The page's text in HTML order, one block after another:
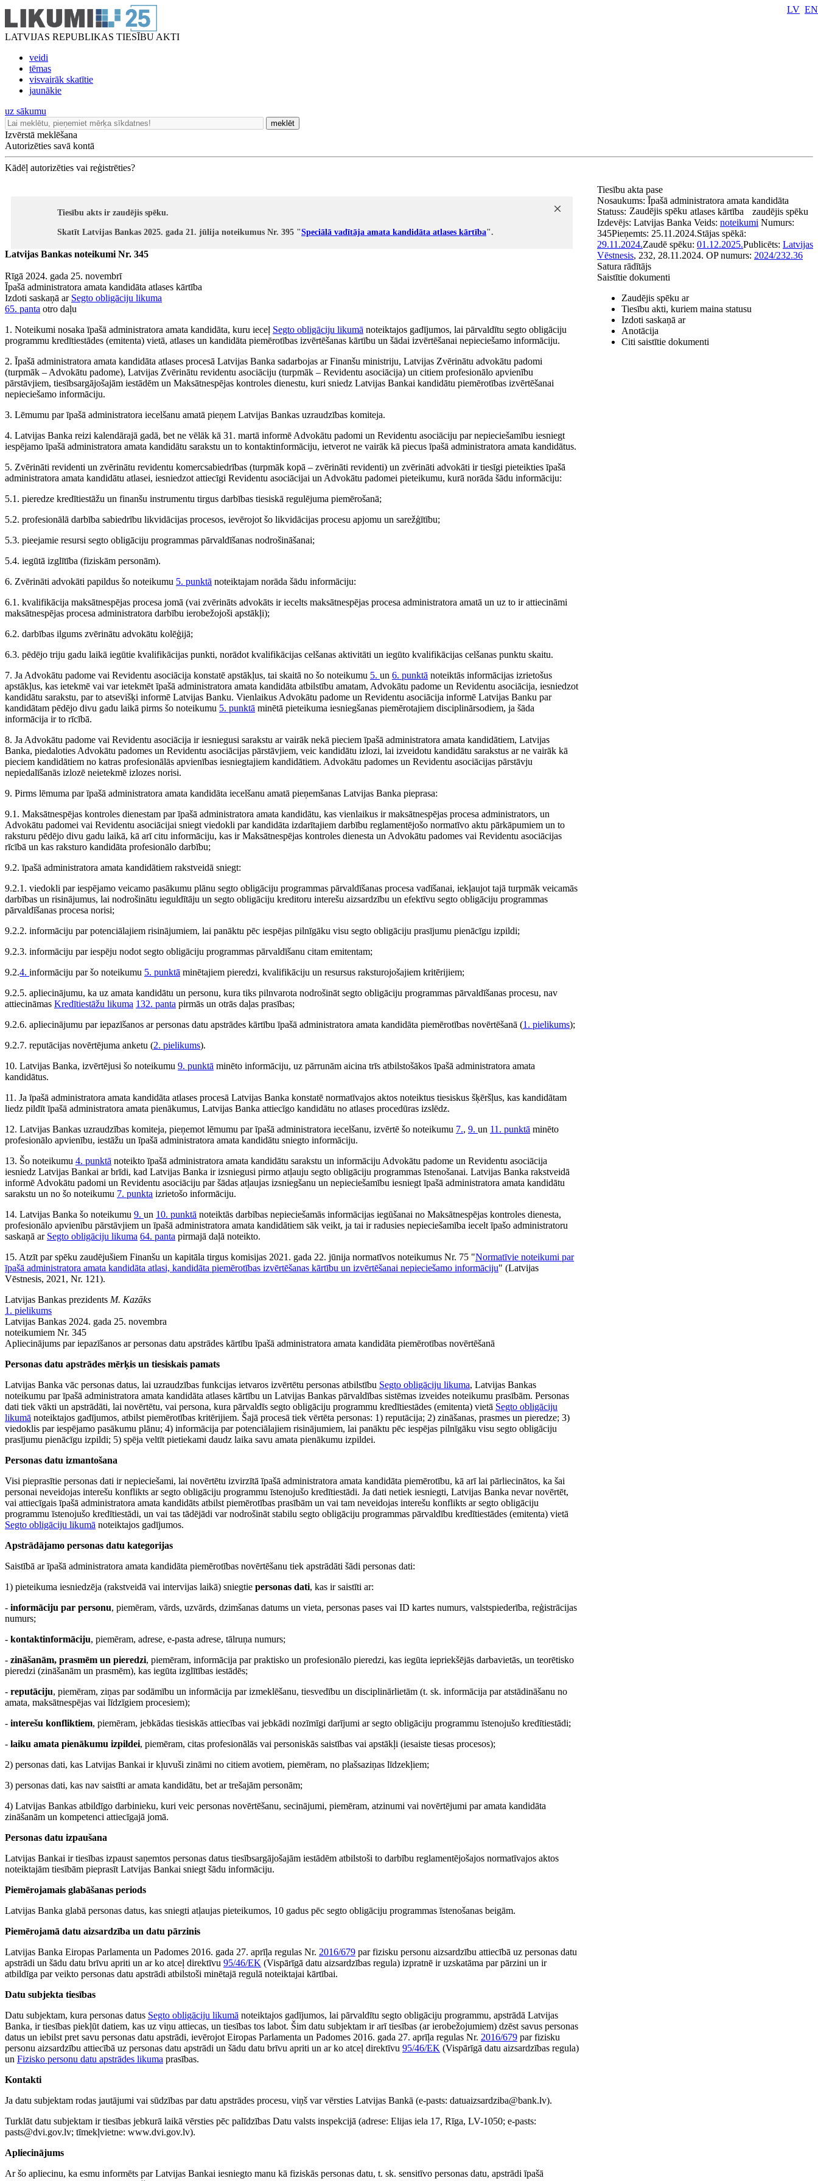
LATVIJAS REPUBLIKAS TIESĪBU AKTI
veidi
tēmas
visvairāk skatītie
jaunākie
LV EN
uz sākumu
meklēt
Izvērstā meklēšana
Autorizēties savā kontā
Kādēļ autorizēties vai reģistrēties?
Tiesību akts ir zaudējis spēku.
Skatīt Latvijas Bankas 2025. gada 21. jūlija noteikumus Nr. 395 "Speciālā vadītāja amata kandidāta atlases kārtība".
Latvijas Bankas noteikumi Nr. 345
Rīgā 2024. gada 25. novembrī
Īpašā administratora amata kandidāta atlases kārtība
Izdoti saskaņā ar Segto obligāciju likuma
65. panta otro daļu
1. Noteikumi nosaka īpašā administratora amata kandidāta, kuru ieceļ Segto obligāciju likumā noteiktajos gadījumos, lai pārvaldītu segto obligāciju
programmu kredītiestādes (emitenta) vietā, atlases un kandidāta piemērotības izvērtēšanas kārtību un šādai izvērtēšanai nepieciešamo informāciju.
2. Īpašā administratora amata kandidāta atlases procesā Latvijas Banka sadarbojas ar Finanšu ministriju, Latvijas Zvērinātu advokātu padomi
(turpmāk – Advokātu padome), Latvijas Zvērinātu revidentu asociāciju (turpmāk – Revidentu asociācija) un citiem profesionālo apvienību
pārstāvjiem, tiesībsargājošajām iestādēm un Maksātnespējas kontroles dienestu, kuri sniedz Latvijas Bankai kandidātu piemērotības izvērtēšanai
nepieciešamo informāciju.
3. Lēmumu par īpašā administratora iecelšanu amatā pieņem Latvijas Bankas uzraudzības komiteja.
4. Latvijas Banka reizi kalendārajā gadā, bet ne vēlāk kā 31. martā informē Advokātu padomi un Revidentu asociāciju par nepieciešamību iesniegt
iespējamo īpašā administratora amata kandidātu sarakstu un to kontaktinformāciju, ietverot ne vairāk kā piecus īpašā administratora amata kandidātus.
5. Zvērināti revidenti un zvērinātu revidentu komercsabiedrības (turpmāk kopā – zvērināti revidenti) un zvērināti advokāti ir tiesīgi pieteikties īpašā
administratora amata kandidātu atlasei, iesniedzot attiecīgi Revidentu asociācijai un Advokātu padomei pieteikumu, kurā norāda šādu informāciju:
5.1. pieredze kredītiestāžu un finanšu instrumentu tirgus darbības tiesiskā regulējuma piemērošanā;
5.2. profesionālā darbība sabiedrību likvidācijas procesos, ievērojot šo likvidācijas procesu apjomu un sarežģītību;
5.3. pieejamie resursi segto obligāciju programmas pārvaldīšanas nodrošināšanai;
5.4. iegūtā izglītība (fiziskām personām).
6. Zvērināti advokāti papildus šo noteikumu 5. punktā noteiktajam norāda šādu informāciju:
6.1. kvalifikācija maksātnespējas procesa jomā (vai zvērināts advokāts ir iecelts maksātnespējas procesa administratora amatā un uz to ir attiecināmi
maksātnespējas procesa administratora darbību ierobežojoši apstākļi);
6.2. darbības ilgums zvērinātu advokātu kolēģijā;
6.3. pēdējo triju gadu laikā iegūtie kvalifikācijas punkti, norādot kvalifikācijas celšanas aktivitāti un iegūto kvalifikācijas celšanas punktu skaitu.
7. Ja Advokātu padome vai Revidentu asociācija konstatē apstākļus, tai skaitā no šo noteikumu 5. un 6. punktā noteiktās informācijas izrietošus
apstākļus, kas ietekmē vai var ietekmēt īpašā administratora amata kandidāta atbilstību amatam, Advokātu padome un Revidentu asociācija, iesniedzot
kandidātu sarakstu, par to atsevišķi informē Latvijas Banku. Vienlaikus Advokātu padome un Revidentu asociācija informē Latvijas Banku par
kandidātam pēdējo divu gadu laikā pirms šo noteikumu 5. punktā minētā pieteikuma iesniegšanas piemērotajiem disciplinārsodiem, ja šāda
informācija ir to rīcībā.
8. Ja Advokātu padome vai Revidentu asociācija ir iesniegusi sarakstu ar vairāk nekā pieciem īpašā administratora amata kandidātiem, Latvijas
Banka, piedaloties Advokātu padomes un Revidentu asociācijas pārstāvjiem, veic kandidātu izlozi, lai izveidotu kandidātu sarakstus ar ne vairāk kā
pieciem kandidātiem no katras profesionālās apvienības iesniegtajiem kandidātiem. Advokātu padomes un Revidentu asociācijas pārstāvju
nepiedalīšanās izlozē neietekmē izlozes norisi.
9. Pirms lēmuma par īpašā administratora amata kandidāta iecelšanu amatā pieņemšanas Latvijas Banka pieprasa:
9.1. Maksātnespējas kontroles dienestam par īpašā administratora amata kandidātu, kas vienlaikus ir maksātnespējas procesa administrators, un
Advokātu padomei vai Revidentu asociācijai sniegt viedokli par kandidāta izdarītajiem darbību reglamentējošo normatīvo aktu pārkāpumiem un to
raksturu pēdējo divu gadu laikā, kā arī citu informāciju, kas ir Maksātnespējas kontroles dienesta un Advokātu padomes vai Revidentu asociācijas
rīcībā un kas raksturo kandidāta profesionālo darbību;
9.2. īpašā administratora amata kandidātiem rakstveidā sniegt:
9.2.1. viedokli par iespējamo veicamo pasākumu plānu segto obligāciju programmas pārvaldīšanas procesa vadīšanai, iekļaujot tajā turpmāk veicamās
darbības un risinājumus, lai nodrošinātu ieguldītāju un segto obligāciju kreditoru interešu aizsardzību un efektīvu segto obligāciju programmas
pārvaldīšanas procesa norisi;
9.2.2. informāciju par potenciālajiem risinājumiem, lai panāktu pēc iespējas pilnīgāku visu segto obligāciju prasījumu pienācīgu izpildi;
9.2.3. informāciju par iespēju nodot segto obligāciju programmas pārvaldīšanu citam emitentam;
9.2.4. informāciju par šo noteikumu 5. punktā minētajiem pieredzi, kvalifikāciju un resursus raksturojošajiem kritērijiem;
9.2.5. apliecinājumu, ka uz amata kandidātu un personu, kura tiks pilnvarota nodrošināt segto obligāciju programmas pārvaldīšanas procesu, nav
attiecināmas Kredītiestāžu likuma 132. panta pirmās un otrās daļas prasības;
9.2.6. apliecinājumu par iepazīšanos ar personas datu apstrādes kārtību īpašā administratora amata kandidāta piemērotības novērtēšanā (1. pielikums);
9.2.7. reputācijas novērtējuma anketu (2. pielikums).
10. Latvijas Banka, izvērtējusi šo noteikumu 9. punktā minēto informāciju, uz pārrunām aicina trīs atbilstošākos īpašā administratora amata
kandidātus.
11. Ja īpašā administratora amata kandidāta atlases procesā Latvijas Banka konstatē normatīvajos aktos noteiktus tiesiskus šķēršļus, kas kandidātam
liedz pildīt īpašā administratora amata pienākumus, Latvijas Banka attiecīgo kandidātu no atlases procedūras izslēdz.
12. Latvijas Bankas uzraudzības komiteja, pieņemot lēmumu par īpašā administratora iecelšanu, izvērtē šo noteikumu 7., 9. un 11. punktā minēto
profesionālo apvienību, iestāžu un īpašā administratora amata kandidātu sniegto informāciju.
13. Šo noteikumu 4. punktā noteikto īpašā administratora amata kandidātu sarakstu un informāciju Advokātu padome un Revidentu asociācija
iesniedz Latvijas Bankai ar brīdi, kad Latvijas Banka ir izsniegusi pirmo atļauju segto obligāciju programmas īstenošanai. Latvijas Banka rakstveidā
informē Advokātu padomi un Revidentu asociāciju par šādas atļaujas izsniegšanu un nepieciešamību iesniegt īpašā administratora amata kandidātu
sarakstu un no šo noteikumu 7. punkta izrietošo informāciju.
14. Latvijas Banka šo noteikumu 9. un 10. punktā noteiktās darbības nepieciešamās informācijas iegūšanai no Maksātnespējas kontroles dienesta,
profesionālo apvienību pārstāvjiem un īpašā administratora amata kandidātiem sāk veikt, ja tai ir radusies nepieciešamība iecelt īpašo administratoru
saskaņā ar Segto obligāciju likuma 64. panta pirmajā daļā noteikto.
15. Atzīt par spēku zaudējušiem Finanšu un kapitāla tirgus komisijas 2021. gada 22. jūnija normatīvos noteikumus Nr. 75 "Normatīvie noteikumi par
īpašā administratora amata kandidāta atlasi, kandidāta piemērotības izvērtēšanas kārtību un izvērtēšanai nepieciešamo informāciju" (Latvijas
Vēstnesis, 2021, Nr. 121).
Latvijas Bankas prezidents M. Kazāks
1. pielikums
Latvijas Bankas 2024. gada 25. novembra
noteikumiem Nr. 345
Apliecinājums par iepazīšanos ar personas datu apstrādes kārtību īpašā administratora amata kandidāta piemērotības novērtēšanā
Personas datu apstrādes mērķis un tiesiskais pamats
Latvijas Banka vāc personas datus, lai uzraudzības funkcijas ietvaros izvērtētu personas atbilstību Segto obligāciju likuma, Latvijas Bankas
noteikumu par īpašā administratora amata kandidāta atlases kārtību un Latvijas Bankas pārvaldības sistēmas izveides noteikumu prasībām. Personas
dati tiek vākti un apstrādāti, lai novērtētu, vai persona, kura pārvaldīs segto obligāciju programmu kredītiestādes (emitenta) vietā Segto obligāciju
likumā noteiktajos gadījumos, atbilst piemērotības kritērijiem. Šajā procesā tiek vērtēta personas: 1) reputācija; 2) zināšanas, prasmes un pieredze; 3)
viedoklis par iespējamo pasākumu plānu; 4) informācija par potenciālajiem risinājumiem, lai panāktu pēc iespējas pilnīgāku visu segto obligāciju
prasījumu pienācīgu izpildi; 5) spēja veltīt pietiekami daudz laika savu amata pienākumu izpildei.
Personas datu izmantošana
Visi pieprasītie personas dati ir nepieciešami, lai novērtētu izvirzītā īpašā administratora amata kandidāta piemērotību, kā arī lai pārliecinātos, ka šai
personai neveidojas interešu konflikts ar segto obligāciju programmu īstenojušo kredītiestādi. Ja dati netiek iesniegti, Latvijas Banka nevar novērtēt,
vai attiecīgais īpašā administratora amata kandidāts atbilst piemērotības prasībām un vai tam neveidojas interešu konflikts ar segto obligāciju
programmu īstenojušo kredītiestādi, un vai tas tādējādi var nodrošināt stabilu segto obligāciju programmas pārvaldību kredītiestādes (emitenta) vietā
Segto obligāciju likumā noteiktajos gadījumos.
Apstrādājamo personas datu kategorijas
Saistībā ar īpašā administratora amata kandidāta piemērotības novērtēšanu tiek apstrādāti šādi personas dati:
1) pieteikuma iesniedzēja (rakstveidā vai intervijas laikā) sniegtie personas dati, kas ir saistīti ar:
- informāciju par personu, piemēram, vārds, uzvārds, dzimšanas datums un vieta, personas pases vai ID kartes numurs, valstspiederība, reģistrācijas
numurs;
- kontaktinformāciju, piemēram, adrese, e-pasta adrese, tālruņa numurs;
- zināšanām, prasmēm un pieredzi, piemēram, informācija par praktisko un profesionālo pieredzi, kas iegūta iepriekšējās darbavietās, un teorētisko
pieredzi (zināšanām un prasmēm), kas iegūta izglītības iestādēs;
- reputāciju, piemēram, ziņas par sodāmību un informācija par izmeklēšanu, tiesvedību un disciplinārlietām (t. sk. informācija par atstādināšanu no
amata, maksātnespējas vai līdzīgiem procesiem);
- interešu konfliktiem, piemēram, jebkādas tiesiskās attiecības vai jebkādi nozīmīgi darījumi ar segto obligāciju programmu īstenojušo kredītiestādi;
- laiku amata pienākumu izpildei, piemēram, citas profesionālās vai personiskās saistības vai apstākļi (iesaiste tiesas procesos);
2) personas dati, kas Latvijas Bankai ir kļuvuši zināmi no citiem avotiem, piemēram, no plašsaziņas līdzekļiem;
3) personas dati, kas nav saistīti ar amata kandidātu, bet ar trešajām personām;
4) Latvijas Bankas atbildīgo darbinieku, kuri veic personas novērtēšanu, secinājumi, piemēram, atzinumi vai novērtējumi par amata kandidāta
zināšanām un kompetenci attiecīgajā jomā.
Personas datu izpaušana
Latvijas Bankai ir tiesības izpaust saņemtos personas datus tiesībsargājošajām iestādēm atbilstoši to darbību reglamentējošajos normatīvajos aktos
noteiktajām tiesībām pieprasīt Latvijas Bankai sniegt šādu informāciju.
Piemērojamais glabāšanas periods
Latvijas Banka glabā personas datus, kas sniegti atļaujas pieteikumos, 10 gadus pēc segto obligāciju programmas īstenošanas beigām.
Piemērojamā datu aizsardzība un datu pārzinis
Latvijas Banka Eiropas Parlamenta un Padomes 2016. gada 27. aprīļa regulas Nr. 2016/679 par fizisku personu aizsardzību attiecībā uz personas datu
apstrādi un šādu datu brīvu apriti un ar ko atceļ direktīvu 95/46/EK (Vispārīgā datu aizsardzības regula) izpratnē ir uzskatāma par pārzini un ir
atbildīga par veikto personas datu apstrādi atbilstoši minētajā regulā noteiktajai kārtībai.
Datu subjekta tiesības
Datu subjektam, kura personas datus Segto obligāciju likumā noteiktajos gadījumos, lai pārvaldītu segto obligāciju programmu, apstrādā Latvijas
Banka, ir tiesības piekļūt datiem, kas uz viņu attiecas, un tiesības tos labot. Šim datu subjektam ir arī tiesības (ar ierobežojumiem) dzēst savus personas
datus un iebilst pret savu personas datu apstrādi, ievērojot Eiropas Parlamenta un Padomes 2016. gada 27. aprīļa regulas Nr. 2016/679 par fizisku
personu aizsardzību attiecībā uz personas datu apstrādi un šādu datu brīvu apriti un ar ko atceļ direktīvu 95/46/EK (Vispārīgā datu aizsardzības regula)
un Fizisko personu datu apstrādes likuma prasības.
Kontakti
Ja datu subjektam rodas jautājumi vai sūdzības par datu apstrādes procesu, viņš var vērsties Latvijas Bankā (e-pasts: datuaizsardziba@bank.lv).
Turklāt datu subjektam ir tiesības jebkurā laikā vērsties pēc palīdzības Datu valsts inspekcijā (adrese: Elijas iela 17, Rīga, LV-1050; e-pasts:
pasts@dvi.gov.lv; tīmekļvietne: www.dvi.gov.lv).
Apliecinājums
Ar šo apliecinu, ka esmu informēts par Latvijas Bankai iesniegto manu kā fiziskās personas datu, t. sk. sensitīvo personas datu, apstrādi īpašā
Tiesību akta pase
Nosaukums: Īpašā administratora amata kandidāta
atlases kārtība
Statuss: Zaudējis spēku
zaudējis spēku
Izdevējs: Latvijas Banka Veids: noteikumi Numurs:
345Pieņemts: 25.11.2024.Stājas spēkā:
29.11.2024.Zaudē spēku: 01.12.2025.Publicēts: Latvijas
Vēstnesis, 232, 28.11.2024. OP numurs: 2024/232.36
Satura rādītājs
Saistītie dokumenti
Zaudējis spēku ar
Tiesību akti, kuriem maina statusu
Izdoti saskaņā ar
Anotācija
Citi saistītie dokumenti